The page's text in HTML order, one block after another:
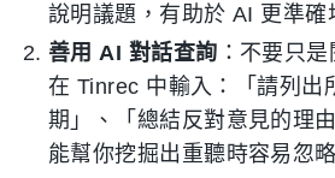
說明議題，有助於 AI 更準確
善用 AI 對話查詢 ：不要只
在 Tinrec 中輸入：「請列出
期」、「總結反對意見的理
能幫你挖掘出重聽時容易忽